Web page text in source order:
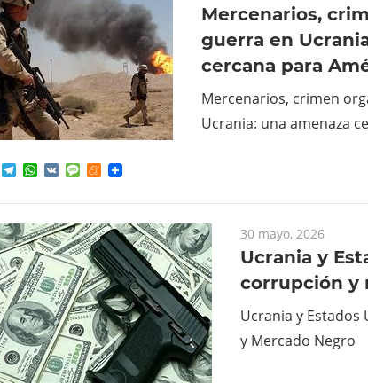
Mercenarios,
guerra en
cercana para
Mercenarios, crimen
Ucrania: una amenaza
TwitterTelegram
WhatsApp
VK MessageMeneame
30 mayo, 2026
Ucrania y
corrupción y
Ucrania y Estados
y Mercado Negro